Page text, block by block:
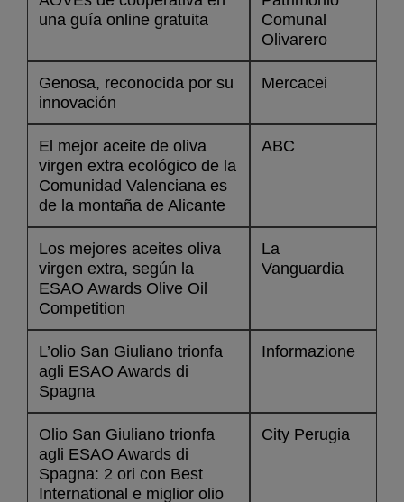
una guía online gratuita
Comunal
Olivarero
Genosa, reconocida por su
innovación
Mercacei
El mejor aceite de oliva
virgen extra ecológico de la
Comunidad Valenciana es
de la montaña de Alicante
ABC
Los mejores aceites oliva
virgen extra, según la
ESAO Awards Olive Oil
Competition
La
Vanguardia
L’olio San Giuliano trionfa
agli ESAO Awards di
Spagna
Informazione
Olio San Giuliano trionfa
agli ESAO Awards di
Spagna: 2 ori con Best
International e miglior olio
City Perugia